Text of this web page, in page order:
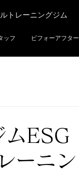
トレーニングジム
ッフ ビフォーアフター
ムESG
ーニン